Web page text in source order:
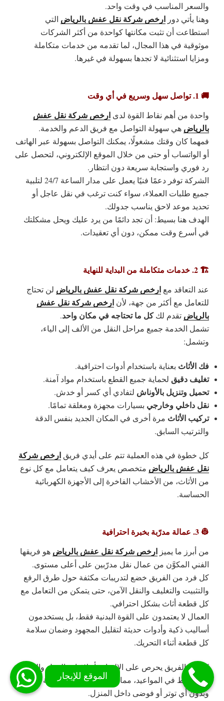
والسعر المناسب في وقت واحد.
وهنا يأتي دور ارخص شركة نقل عفش بالرياض التي
استطاعت أن تثبت مكانتها كواحدة من أكثر الشركات
موثوقية في هذا المجال، لما تقدمه من خدمات متكاملة
ومزايا استثنائية لا تجدها بسهولة في غيرها.
🚚 1. تواصل سهل وسريع في أي وقت
واحدة من أهم نقاط القوة لدى ارخص شركة نقل عفش
بالرياض هي سهولة التواصل مع فريق الدعم والخدمة.
فمهما كان وقتك مشغولًا، يمكنك التواصل بسهولة عبر الهاتف
أو الواتساب أو حتى من خلال الموقع الإلكتروني، لتحصل على
رد فوري واستجابة سريعة دون انتظار.
الشركة توفر دعمًا فنيًا يعمل على مدار الساعة 24/7 لتلبية
جميع طلبات العملاء، سواء كنت ترغب في نقل عاجل أو
تحديد موعد لاحق يناسب جدولك.
الهدف هنا بسيط: أن تجد دائمًا من يرد عليك ويحل مشكلتك
في أسرع وقت ممكن، دون أي تعقيدات.
🏗️ 2. خدمات متكاملة من البداية للنهاية
عند التعاقد مع ارخص شركة نقل عفش بالرياض لن تحتاج
للتعامل مع أكثر من جهة، لأن ارخص شركة نقل عفش
بالرياض تقدم لككل ما تحتاجه في مكان واحد.
تشمل الخدمة جميع مراحل النقل من الألف إلى الياء،
وتشمل:
فك الأثاث بعناية باستخدام أدوات احترافية.
تغليف دقيق لحماية جميع القطع باستخدام مواد آمنة.
تحميل وتنزيل بالأوناش لتفادي أي كسر أو خدش.
نقل داخلي وخارجي بسيارات مجهزة ومغلقة تمامًا.
تركيب الأثاث مرة أخرى في المكان الجديد بنفس الدقة
والترتيب السابق.
كل خطوة في هذه العملية تتم على أيدي فريق ارخص شركة
نقل عفش بالرياض متخصص يعرف كيف يتعامل مع كل نوع
من الأثاث، من الأخشاب الفاخرة إلى الأجهزة الكهربائية
الحساسة.
👷 3. عمالة مدرّبة بخبرة احترافية
من أبرز ما يميز ارخص شركة نقل عفش بالرياض هو فريقها
الفني المكوَّن من عمال نقل مدرّبين على أعلى مستوى.
كل فرد من الفريق خضع لتدريبات مكثفة حول طرق الرفع
والتثبيت والتغليف والنقل الآمن، حتى يتمكن من التعامل مع
كل قطعة أثاث بشكل احترافي.
العمال لا يعتمدون على القوة البدنية فقط، بل يستخدمون
أساليب ذكية وأدوات حديثة لتقليل المجهود وضمان سلامة
كل قطعة أثناء التحريك.
كما أن الفريق يحرص على الالتزامبأخلاقيات العمل والنظافة
والانضباط في المواعيد، مما يجعل تجربة النقل سهلة ومريحة
وبدون أي توتر أو فوضى داخل المنزل.